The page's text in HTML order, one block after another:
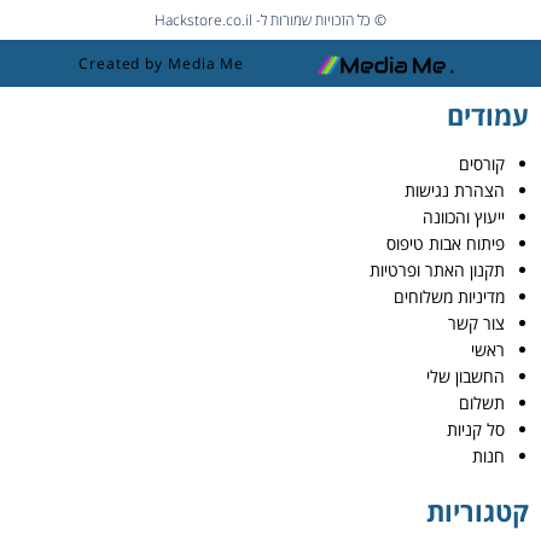
© כל הזכויות שמורות ל- Hackstore.co.il
Created by Media Me
עמודים
קורסים
הצהרת נגישות
ייעוץ והכוונה
פיתוח אבות טיפוס
תקנון האתר ופרטיות
מדיניות משלוחים
צור קשר
ראשי
החשבון שלי
תשלום
סל קניות
חנות
קטגוריות